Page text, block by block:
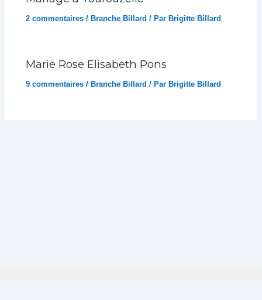
2 commentaires / Branche Billard / Par Brigitte Billard
Marie Rose Elisabeth Pons
9 commentaires / Branche Billard / Par Brigitte Billard